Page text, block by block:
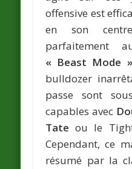
offensive est
en son
parfaitement
« Beast Mode
bulldozer
passe sont
capables avec
Tate ou le
Cependant, ce
résumé par la